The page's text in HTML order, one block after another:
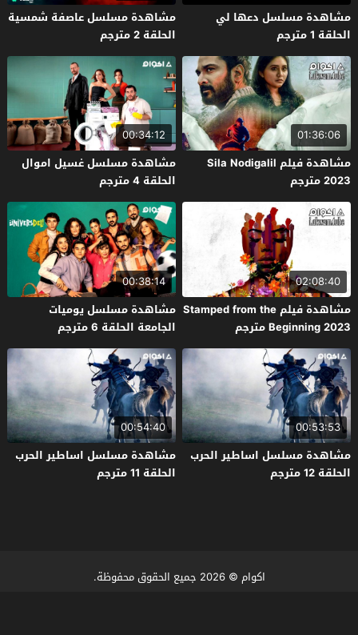
مشاهدة مسلسل دعها لي
الحلقة 1 مترجم
مشاهدة مسلسل عاصفة شمسية
الحلقة 2 مترجم
01:36:06
مشاهدة فيلم Sila Nodigalil
2023 مترجم
00:34:12
مشاهدة مسلسل غسيل اموال
الحلقة 4 مترجم
02:08:40
مشاهدة فيلم Stamped from the
Beginning 2023 مترجم
00:38:14
مشاهدة مسلسل يوميات
الجامعة الحلقة 6 مترجم
00:53:53
مشاهدة مسلسل اساطير الحرب
الحلقة 12 مترجم
00:54:40
مشاهدة مسلسل اساطير الحرب
الحلقة 11 مترجم
اكوام © 2026 جميع الحقوق محفوظة.